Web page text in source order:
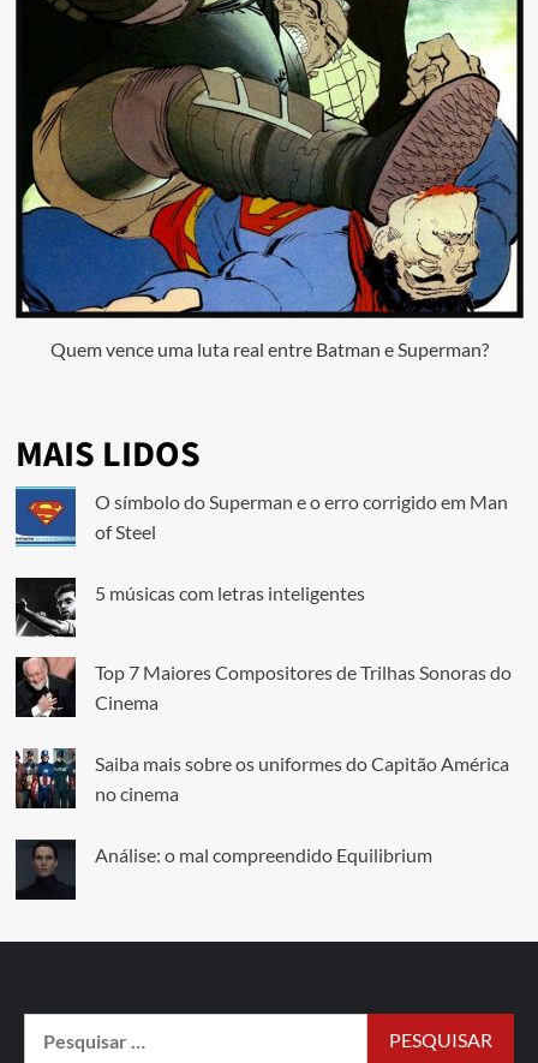
Quem vence uma luta real entre Batman e Superman?
MAIS LIDOS
O símbolo do Superman e o erro corrigido em Man
of Steel
5 músicas com letras inteligentes
Top 7 Maiores Compositores de Trilhas Sonoras do
Cinema
Saiba mais sobre os uniformes do Capitão América
no cinema
Análise: o mal compreendido Equilibrium